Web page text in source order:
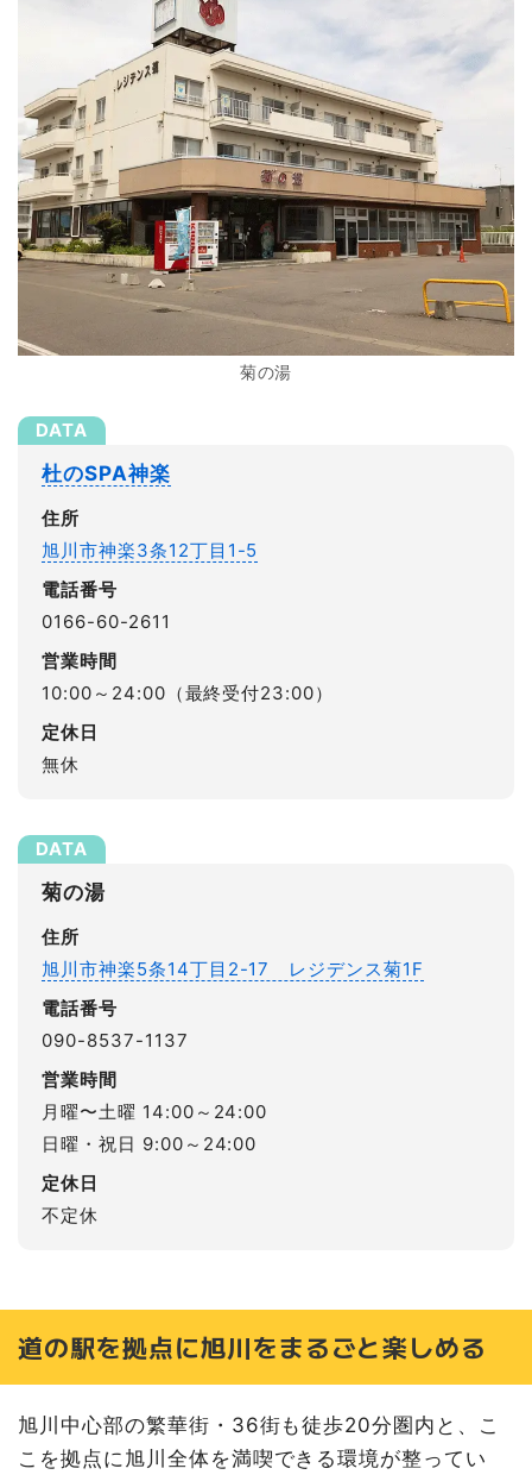
菊の湯
杜のSPA神楽
住所
旭川市神楽3条12丁目1-5
電話番号
0166-60-2611
営業時間
10:00～24:00（最終受付23:00）
定休日
無休
菊の湯
住所
旭川市神楽5条14丁目2-17 レジデンス菊1F
電話番号
090-8537-1137
営業時間
月曜〜土曜 14:00～24:00
日曜・祝日 9:00～24:00
定休日
不定休
道の駅を拠点に旭川をまるごと楽しめる
旭川中心部の繁華街・36街も徒歩20分圏内と、こ
こを拠点に旭川全体を満喫できる環境が整ってい